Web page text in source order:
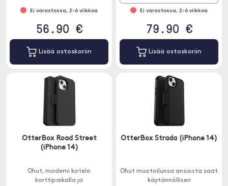
Ei varastossa, 2-6 viikkoa
56.90 €
Lisää ostoskoriin
Ei varastossa, 2-6 viikkoa
79.90 €
Lisää ostoskoriin
OtterBox Road Street
(iPhone 14)
Ohut, moderni kotelo
korttipaikalla ja
OtterBox Strada (iPhone 14)
Ohut muotoilunsa ansiosta saat
käytännöllisen